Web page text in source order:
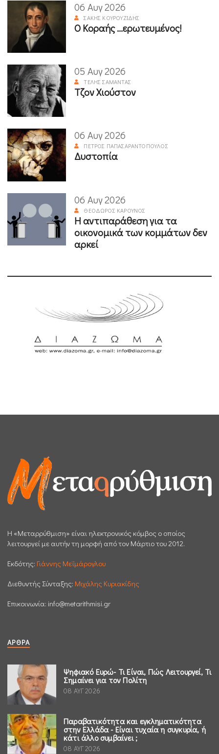
06 Αυγ 2026
ΣΆΚΗΣ ΚΟΥΡΟΥΖΊΔΗΣ
Ο Κοραής ...ερωτευμένος!
05 Αυγ 2026
ΤΈΛΗΣ ΣΑΜΑΝΤΆΣ
Τζον Χιούστον
06 Αυγ 2026
ΠΈΤΡΟΣ ΠΑΠΑΣΑΡΑΝΤΌΠΟΥΛΟΣ
Δυστοπία
06 Αυγ 2026
ΘΕΌΔΩΡΟΣ ΚΑΡΟΎΝΟΣ
Η αντιπαράθεση για τα
οικονομικά των κομμάτων δεν
αρκεί
H «Μεταρρύθμιση» είναι ηλεκτρονικός κόμβος ο οποίος
λειτουργεί με αυτήν τη μορφή από τον Μάρτιο του 2012.
Εκδότης: Γιάννης Μεϊμάρογλου
Διεθυντής Σύνταξης: Μιχάλης Κυριακίδης
Επικοινωνία: info@metarithmisi.gr
ΆΡΘΡΑ
Ψηφιακό Ευρώ- Τι Είναι, Πώς Λειτουργεί, Τι
Σημαίνει για τον Πολίτη
08 ΑΥΓ 2026
Παραβατικότητα και εγκληματικότητα
στην Ελλάδα - Είναι τυχαία η συγκυρία, ή
κάτι άλλο συμβαίνει ;
08 ΑΥΓ 2026